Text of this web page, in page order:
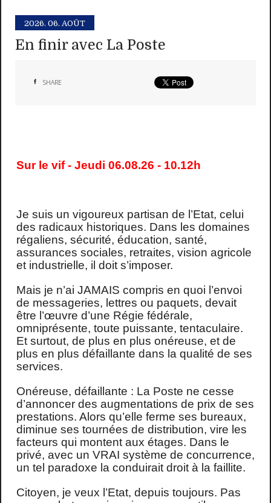
2026. 06. AOÛT
En finir avec La Poste
SHARE
Sur le vif - Jeudi 06.08.26 - 10.12h
Je suis un vigoureux partisan de l’Etat, celui
des radicaux historiques. Dans les domaines
régaliens, sécurité, éducation, santé,
assurances sociales, retraites, vision agricole
et industrielle, il doit s’imposer.
Mais je n’ai JAMAIS compris en quoi l’envoi
de messageries, lettres ou paquets, devait
être l’œuvre d’une Régie fédérale,
omniprésente, toute puissante, tentaculaire.
Et surtout, de plus en plus onéreuse, et de
plus en plus défaillante dans la qualité de ses
services.
Onéreuse, défaillante : La Poste ne cesse
d’annoncer des augmentations de prix de ses
prestations. Alors qu’elle ferme ses bureaux,
diminue ses tournées de distribution, vire les
facteurs qui montent aux étages. Dans le
privé, avec un VRAI système de concurrence,
un tel paradoxe la conduirait droit à la faillite.
Citoyen, je veux l’Etat, depuis toujours. Pas